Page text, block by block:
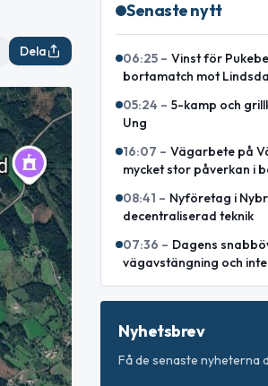
Dela
Senaste nytt
06:25 – Vinst för
bortamatch mot
05:24 – 5-kamp och
Ung
16:07 – Vägarbete på
mycket stor påverkan i
08:41 – Nyföretag i
decentraliserad teknik
07:36 – Dagens
vägavstängning och
Nyhetsbrev
Få de senaste nyheterna